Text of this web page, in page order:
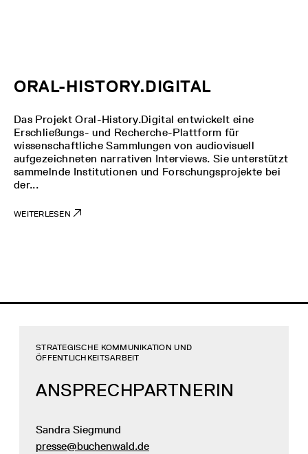
ORAL-HISTORY.DIGITAL
Das Projekt Oral-History.Digital entwickelt eine
Erschließungs- und Recherche-Plattform für
wissenschaftliche Sammlungen von audiovisuell
aufgezeichneten narrativen Interviews. Sie unterstützt
sammelnde Institutionen und Forschungsprojekte bei
der...
WEITERLESEN
ANSPRECHPARTNERIN
STRATEGISCHE KOMMUNIKATION UND
ÖFFENTLICHKEITSARBEIT
Sandra Siegmund
presse@buchenwald.de